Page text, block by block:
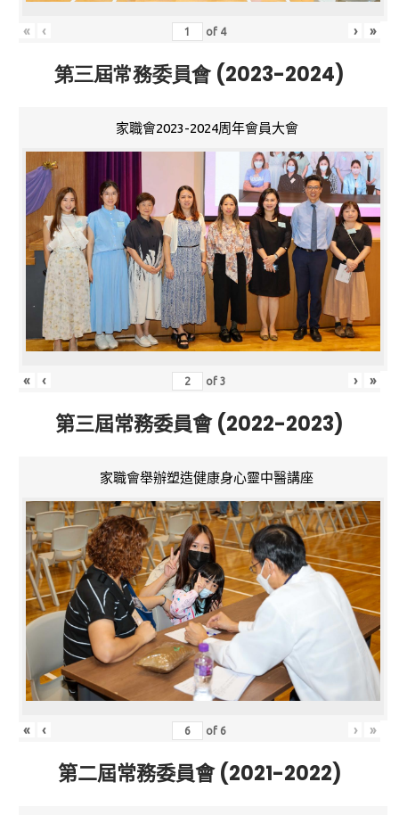
« ‹ of 4 › »
第三屆常務委員會 (2023-2024)
家職會2023-2024周年會員大會
« ‹ of3 › »
第三屆常務委員會 (2022-2023)
家職會舉辦塑造健康身心靈中醫講座
« ‹ of 6 › »
第二屆常務委員會 (2021-2022)